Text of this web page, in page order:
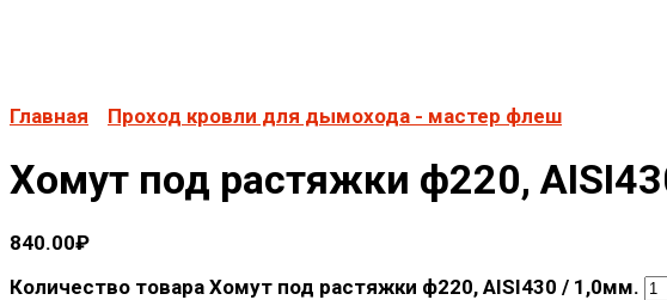
Главная Проход кровли для дымохода - мастер флеш
Хомут под растяжки ф220,
840.00₽
Количество товара Хомут под растяжки ф220, AISI430 / 1,0мм.